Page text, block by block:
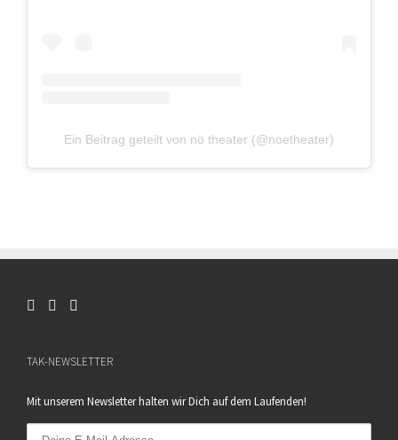
Ein Beitrag geteilt von nö theater (@noetheater)
TAK-NEWSLETTER
Mit unserem Newsletter halten wir Dich auf dem Laufenden!